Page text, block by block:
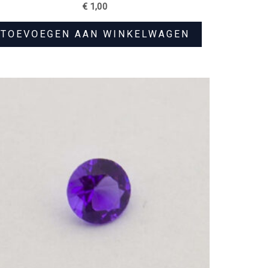
€ 1,00
TOEVOEGEN AAN WINKELWAGEN